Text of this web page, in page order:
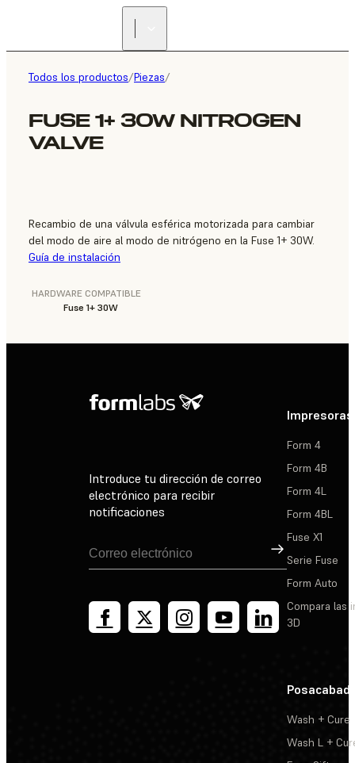
Todos los productos/Piezas/
FUSE 1+ 30W NITROGEN
VALVE
Recambio de una válvula esférica motorizada para cambiar
del modo de aire al modo de nitrógeno en la Fuse 1+ 30W.
Guía de instalación
HARDWARE COMPATIBLE
Fuse 1+ 30W
Introduce tu dirección de correo
electrónico para recibir
notificaciones
Suscribirse
Impresoras
Form 4
Form 4B
Form 4L
Form 4BL
Fuse X1
Serie Fuse
Form Auto
Compara las
3D
Wash + Cure
Wash L +